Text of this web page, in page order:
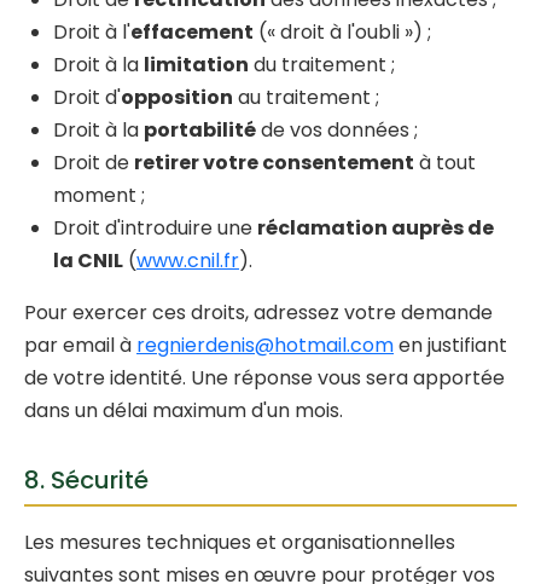
Droit à l'effacement (« droit à l'oubli ») ;
Droit à la limitation du traitement ;
Droit d'opposition au traitement ;
Droit à la portabilitéde vos données ;
Droit de retirer votre consentement à tout
moment ;
Droit d'introduire une réclamation auprès de
la CNIL (www.cnil.fr).
Pour exercer ces droits, adressez votre demande
par email à regnierdenis@hotmail.comen justifiant
de votre identité. Une réponse vous sera apportée
dans un délai maximum d'un mois.
8. Sécurité
Les mesures techniques et organisationnelles
suivantes sont mises en œuvre pour protéger vos